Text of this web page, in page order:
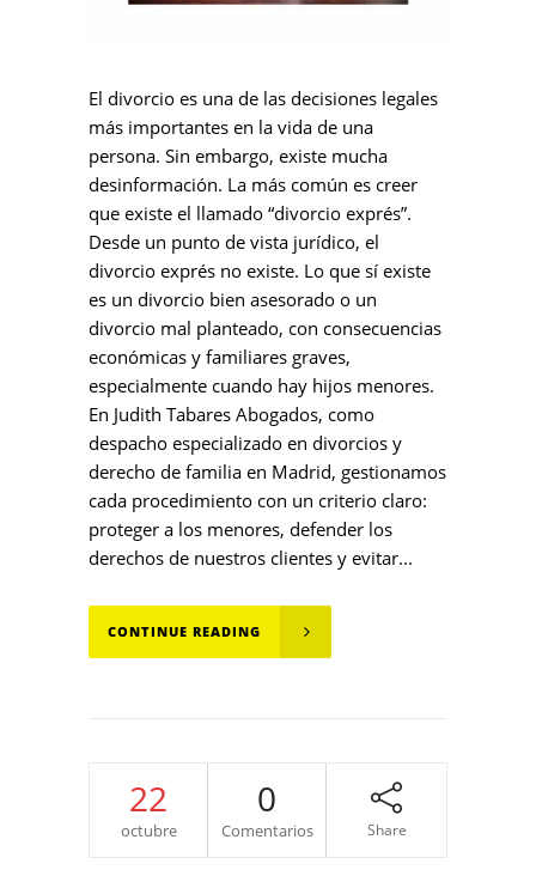
El divorcio es una de las decisiones legales
más importantes en la vida de una
persona. Sin embargo, existe mucha
desinformación. La más común es creer
que existe el llamado “divorcio exprés”.
Desde un punto de vista jurídico, el
divorcio exprés no existe. Lo que sí existe
es un divorcio bien asesorado o un
divorcio mal planteado, con consecuencias
económicas y familiares graves,
especialmente cuando hay hijos menores.
En Judith Tabares Abogados, como
despacho especializado en divorcios y
derecho de familia en Madrid, gestionamos
cada procedimiento con un criterio claro:
proteger a los menores, defender los
derechos de nuestros clientes y evitar...
CONTINUE READING
22
octubre
0
Comentarios Share